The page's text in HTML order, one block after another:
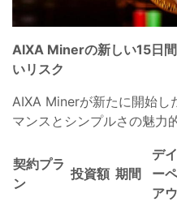
AIXA Minerの新しい15日
いリスク
AIXA Minerが新たに開始し
マンスとシンプルさの魅力
契約プラ
ン
投資額 期間
デ
ー
ア